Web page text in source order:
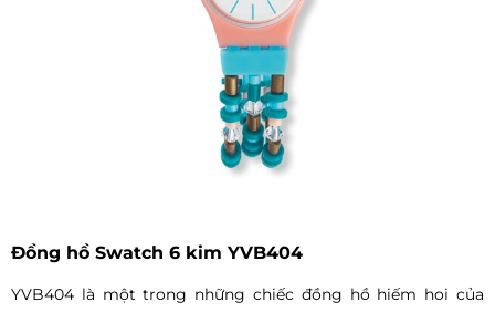
Đồng hồ Swatch 6 kim YVB404
YVB404 là một trong những chiếc đồng hồ hiếm hoi của